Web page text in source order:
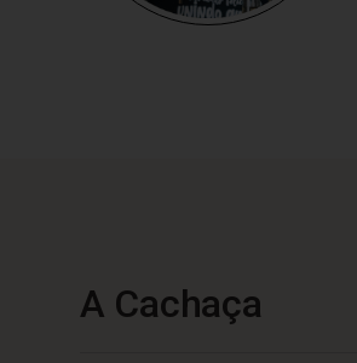
A Cachaça